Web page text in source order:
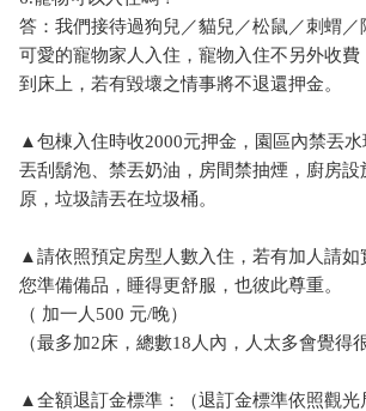
答：我們接待過狗兒／貓兒／松鼠／刺蝟／
可愛的寵物家人入住，寵物入住不另外收費
到床上，若有毀壞之情事將不退還押金。
▲包棟入住時收2000元押金，園區內禁丟
丟刮鬍泡、禁丟奶油，房間禁抽煙，廚房設
原，垃圾請丟在垃圾桶。
▲請依照預定房型人數入住，若有加人請如
您準備備品，睡得更舒服，也彼此尊重。
（ 加一人500 元/晚）
（最多加2床，總數18人內，人太多會覺得
▲全額退訂金標準：（退訂金標準依照觀光